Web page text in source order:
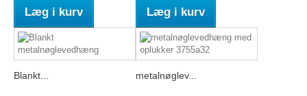
Læg i kurv Læg i kurv
Blankt... metalnøglev...